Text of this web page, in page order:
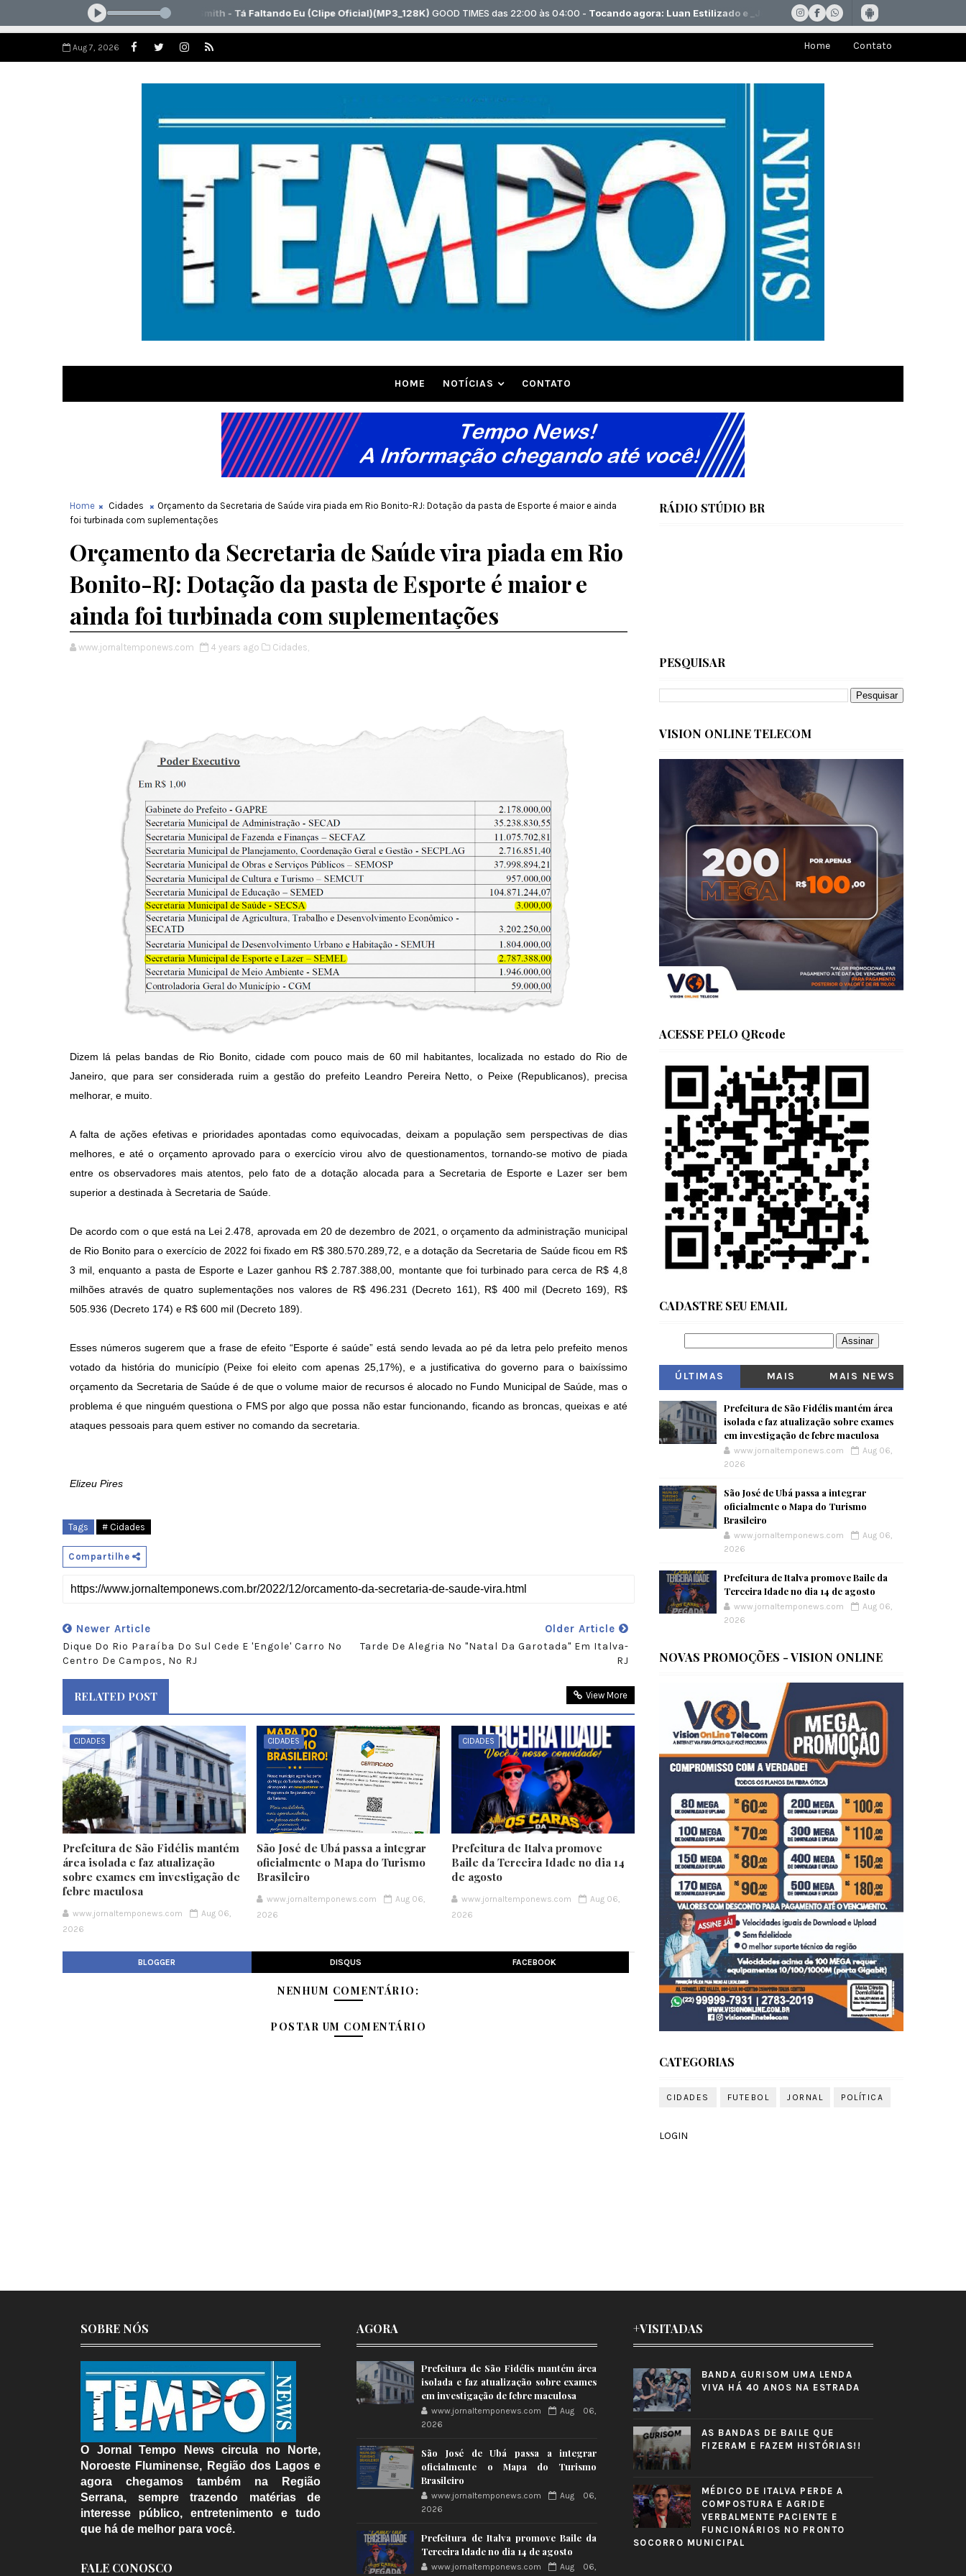
Aug 7, 2026 Home Contato
HOME NOTÍCIAS CONTATO
Home Cidades
Orçamento da Secretaria de Saúde vira piada em Rio Bonito-RJ: Dotação da pasta de Esporte é maior e ainda
foi turbinada com suplementações
Orçamento da Secretaria de Saúde vira piada em Rio
Bonito-RJ: Dotação da pasta de Esporte é maior e
ainda foi turbinada com suplementações
www.jornaltemponews.com 4 years ago Cidades,
Dizem lá pelas bandas de Rio Bonito, cidade com pouco mais de 60 mil habitantes, localizada no estado do Rio de
Janeiro, que para ser considerada ruim a gestão do prefeito Leandro Pereira Netto, o Peixe (Republicanos), precisa
melhorar, e muito.
A falta de ações efetivas e prioridades apontadas como equivocadas, deixam a população sem perspectivas de dias
melhores, e até o orçamento aprovado para o exercício virou alvo de questionamentos, tornando-se motivo de piada
entre os observadores mais atentos, pelo fato de a dotação alocada para a Secretaria de Esporte e Lazer ser bem
superior a destinada à Secretaria de Saúde.
De acordo com o que está na Lei 2.478, aprovada em 20 de dezembro de 2021, o orçamento da administração municipal
de Rio Bonito para o exercício de 2022 foi fixado em R$ 380.570.289,72, e a dotação da Secretaria de Saúde ficou em R$
3 mil, enquanto a pasta de Esporte e Lazer ganhou R$ 2.787.388,00, montante que foi turbinado para cerca de R$ 4,8
milhões através de quatro suplementações nos valores de R$ 496.231 (Decreto 161), R$ 400 mil (Decreto 169), R$
505.936 (Decreto 174) e R$ 600 mil (Decreto 189).
Esses números sugerem que a frase de efeito “Esporte é saúde” está sendo levada ao pé da letra pelo prefeito menos
votado da história do município (Peixe foi eleito com apenas 25,17%), e a justificativa do governo para o baixíssimo
orçamento da Secretaria de Saúde é de que o volume maior de recursos é alocado no Fundo Municipal de Saúde, mas o
problema é que ninguém questiona o FMS por algo que possa não estar funcionando, ficando as broncas, queixas e até
ataques pessoais para quem estiver no comando da secretaria.
Elizeu Pires
Tags # Cidades
Compartilhe
Newer Article
Dique Do Rio Paraíba Do Sul Cede E 'engole' Carro No
Centro De Campos, No RJ
Older Article
Tarde De Alegria No "Natal Da Garotada" Em Italva-
RJ
RELATED POST View More
CIDADES
Prefeitura de São Fidélis mantém
área isolada e faz atualização
sobre exames em investigação de
febre maculosa
www.jornaltemponews.com
Aug 06,
2026
CIDADES
São José de Ubá passa a integrar
oficialmente o Mapa do Turismo
Brasileiro
www.jornaltemponews.com
Aug 06,
2026
CIDADES
Prefeitura de Italva promove
Baile da Terceira Idade no dia 14
de agosto
www.jornaltemponews.com
Aug 06,
2026
BLOGGER DISQUS FACEBOOK
NENHUM COMENTÁRIO:
POSTAR UM COMENTÁRIO
RÁDIO STÚDIO BR
PESQUISAR
VISION ONLINE TELECOM
ACESSE PELO QRcode
CADASTRE SEU EMAIL
ÚLTIMAS
MAIS
MAIS NEWS
Prefeitura de São Fidélis mantém área
isolada e faz atualização sobre exames
em investigação de febre maculosa
www.jornaltemponews.com
Aug 06,
2026
São José de Ubá passa a integrar
oficialmente o Mapa do Turismo
Brasileiro
www.jornaltemponews.com
Aug 06,
2026
Prefeitura de Italva promove Baile da
Terceira Idade no dia 14 de agosto
www.jornaltemponews.com
Aug 06,
2026
NOVAS PROMOÇÕES - VISION ONLINE
CATEGORIAS
CIDADES FUTEBOL JORNAL POLÍTICA
LOGIN
SOBRE NÓS
O Jornal Tempo News circula no Norte,
Noroeste Fluminense, Região dos Lagos e
agora chegamos também na Região
Serrana, sempre trazendo matérias de
interesse público, entretenimento e tudo
que há de melhor para você.
FALE CONOSCO
AGORA
Prefeitura de São Fidélis mantém área
isolada e faz atualização sobre exames
em investigação de febre maculosa
www.jornaltemponews.com
Aug 06,
2026
São José de Ubá passa a integrar
oficialmente o Mapa do Turismo
Brasileiro
www.jornaltemponews.com
Aug 06,
2026
Prefeitura de Italva promove Baile da
Terceira Idade no dia 14 de agosto
www.jornaltemponews.com
Aug 06,
+VISITADAS
BANDA GURISOM UMA LENDA
VIVA HÁ 40 ANOS NA ESTRADA
AS BANDAS DE BAILE QUE
FIZERAM E FAZEM HISTÓRIAS!!
MÉDICO DE ITALVA PERDE A
COMPOSTURA E AGRIDE
VERBALMENTE PACIENTE E
FUNCIONÁRIOS NO PRONTO
SOCORRO MUNICIPAL